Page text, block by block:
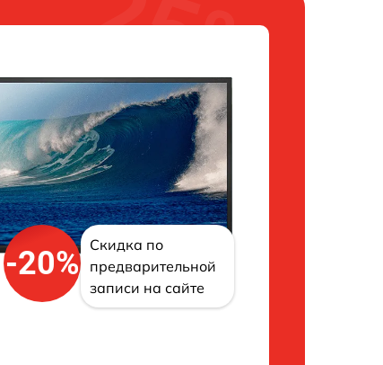
-20%
Скидка по
предварительной
записи на сайте